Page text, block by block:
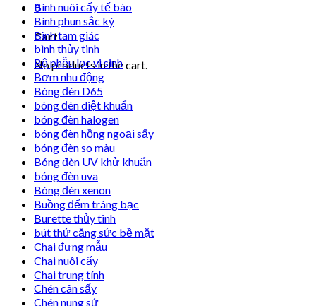
0
Cart
No products in the cart.
Bình nuôi cấy tế bào
Bình phun sắc ký
Bình tam giác
bình thủy tinh
Bộ phễu lọc vi sinh
Bơm nhu động
Bóng đèn D65
bóng đèn diệt khuẩn
bóng đèn halogen
bóng đèn hồng ngoại sấy
bóng đèn so màu
Bóng đèn UV khử khuẩn
bóng đèn uva
Bóng đèn xenon
Buồng đếm tráng bạc
Burette thủy tinh
bút thử căng sức bề mặt
Chai đựng mẫu
Chai nuôi cấy
Chai trung tính
Chén cân sấy
Chén nung sứ